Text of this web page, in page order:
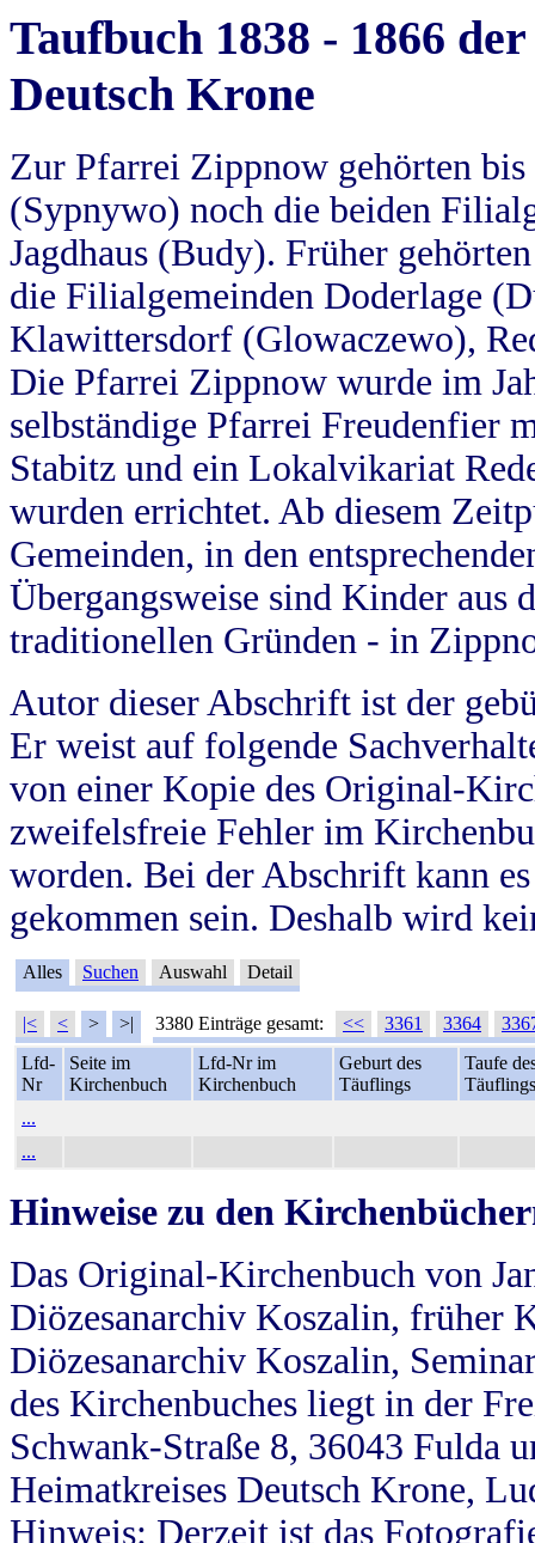
Taufbuch 1838 - 1866
Deutsch Krone
Zur Pfarrei Zippnow gehörten
(Sypnywo) noch die beiden
Jagdhaus (Budy). Früher
die Filialgemeinden Doderlage
Klawittersdorf (Glowaczewo),
Die Pfarrei Zippnow wurde im
selbständige Pfarrei Freudenfier
Stabitz und ein Lokalvikariat
wurden errichtet. Ab diesem
Gemeinden, in den
Übergangsweise sind Kinder aus
traditionellen Gründen - in
Autor dieser Abschrift ist der
Er weist auf folgende
von einer Kopie des Original-
zweifelsfreie Fehler im
worden. Bei der Abschrift kann
gekommen sein. Deshalb wird
Alles Suchen Auswahl Detail
|< < > >| 3380 Einträge gesamt: << 3361 3364
Lfd-
Nr
Seite im
Kirchenbuch
Lfd-Nr im
Kirchenbuch
Geburt des
Täuflings
Taufe
Täuflings
...
...
Hinweise zu den
Das Original-Kirchenbuch von
Diözesanarchiv Koszalin, früher
Diözesanarchiv Koszalin,
des Kirchenbuches liegt in der
Schwank-Straße 8, 36043 Fulda
Heimatkreises Deutsch Krone,
Hinweis: Derzeit ist das